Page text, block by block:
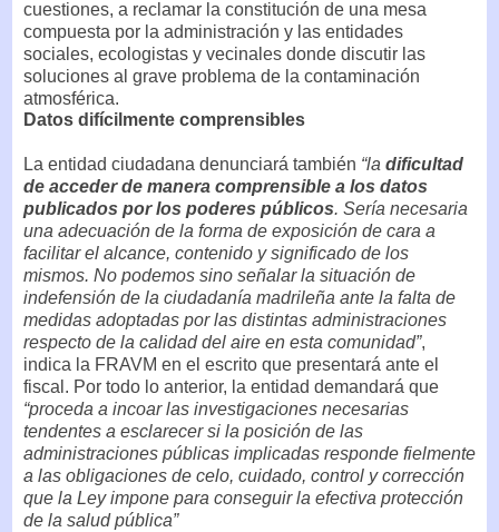
cuestiones, a reclamar la constitución de una mesa
compuesta por la administración y las entidades
sociales, ecologistas y vecinales donde discutir las
soluciones al grave problema de la contaminación
atmosférica.
Datos difícilmente comprensibles
La entidad ciudadana denunciará también “la dificultad
de acceder de manera comprensible a los datos
publicados por los poderes públicos. Sería necesaria
una adecuación de la forma de exposición de cara a
facilitar el alcance, contenido y significado de los
mismos. No podemos sino señalar la situación de
indefensión de la ciudadanía madrileña ante la falta de
medidas adoptadas por las distintas administraciones
respecto de la calidad del aire en esta comunidad”,
indica la FRAVM en el escrito que presentará ante el
fiscal. Por todo lo anterior, la entidad demandará que
“proceda a incoar las investigaciones necesarias
tendentes a esclarecer si la posición de las
administraciones públicas implicadas responde fielmente
a las obligaciones de celo, cuidado, control y corrección
que la Ley impone para conseguir la efectiva protección
de la salud pública”